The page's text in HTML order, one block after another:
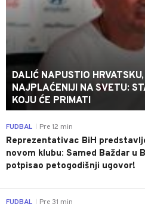
DALIĆ NAPUSTIO
NAJPLAĆENIJI NA SVETU:
KOJU ĆE PRIMATI
FUDBAL Pre 12 min
Reprezentativac BiH
novom klubu: Samed Baždar u
potpisao petogodišnji ugovor!
FUDBAL Pre 31 min